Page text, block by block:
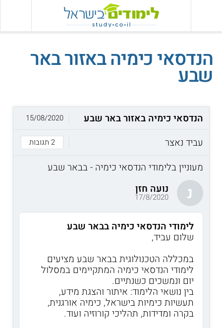
הנדסאי כימיה באזור באר
שבע
הנדסאי כימיה באזור באר שבע
עביד נאצר
2 תגובות
15/08/2020
מעוניין בלימודי הנדסאי כימיה - בבאר שבע
נ נועה חזן
17/8/2020
לימודי הנדסאי כימיה בבאר שבע
שלום עביד,
במכללה הטכנולוגית בבאר שבע מציעים
לימודי הנדסאי כימיה המתקיימים במסלול
יום ונמשכים כשנתיים.
בין נושאי הלימוד: איתור והצגת מידע,
תעשיות כימיות בישראל, כימיה אורגנית,
בקרה ומדידות, תהליכי קורוזיה ועוד.